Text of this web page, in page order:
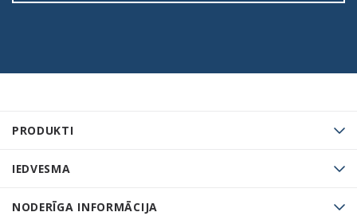
PRODUKTI
IEDVESMA
NODERĪGA INFORMĀCIJA